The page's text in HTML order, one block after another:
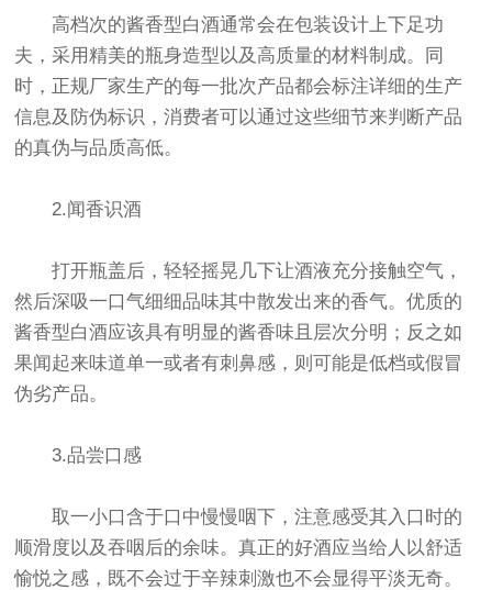
高档次的酱香型白酒通常会在包装设计上下足功
夫，采用精美的瓶身造型以及高质量的材料制成。同
时，正规厂家生产的每一批次产品都会标注详细的生产
信息及防伪标识，消费者可以通过这些细节来判断产品
的真伪与品质高低。
2.闻香识酒
打开瓶盖后，轻轻摇晃几下让酒液充分接触空气，
然后深吸一口气细细品味其中散发出来的香气。优质的
酱香型白酒应该具有明显的酱香味且层次分明；反之如
果闻起来味道单一或者有刺鼻感，则可能是低档或假冒
伪劣产品。
3.品尝口感
取一小口含于口中慢慢咽下，注意感受其入口时的
顺滑度以及吞咽后的余味。真正的好酒应当给人以舒适
愉悦之感，既不会过于辛辣刺激也不会显得平淡无奇。